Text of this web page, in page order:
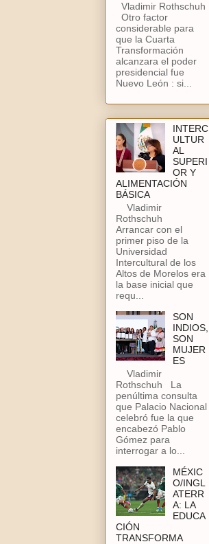
Vladimir Rothschuh
Otro factor
considerable para
que la Cuarta
Transformación
alcanzara el poder
presidencial fue
Nuevo León : si...
INTERC
ULTUR
AL
SUPERI
OR Y
ALIMENTACIÓN
BÁSICA
Vladimir
Rothschuh
Arrancar con el
primer piso de la
Universidad
Intercultural de los
Altos de Morelos era
la base inicial que
requ...
SON
INDIOS,
SON
MUJER
ES
Vladimir
Rothschuh La
penúltima consulta
que Palacio Nacional
celebró fue la que
encabezó Pablo
Gómez para
interrogar a lo...
MÉXIC
O/INGL
ATERR
A: LA
EDUCA
CIÓN
TRANSFORMA